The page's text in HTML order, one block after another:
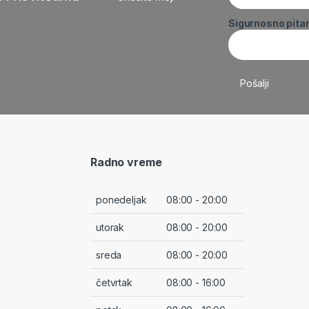
Sigurnosno
Radno vreme
ponedeljak 08:00 - 20:00
utorak 08:00 - 20:00
sreda 08:00 - 20:00
četvrtak 08:00 - 16:00